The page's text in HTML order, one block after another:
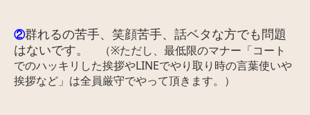
②群れるの苦手、笑顔苦手、話ベタな方でも問題
はないです。
（※ただし、最低限のマナー「コート
でのハッキリした挨拶やLINEでやり取り時の言葉使いや
挨拶など」は全員厳守でやって頂きます。）